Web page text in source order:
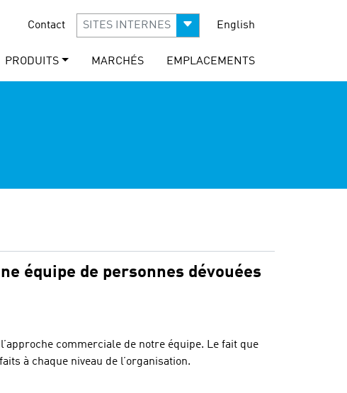
Contact SITES INTERNES English
PRODUITS MARCHÉS EMPLACEMENTS
équipe de personnes dévouées
commerciale de notre équipe. Le fait que
à chaque niveau de l’organisation.